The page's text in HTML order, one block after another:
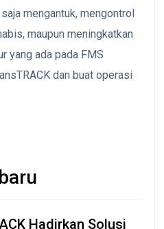
mengantuk, mengontrol
maupun meningkatkan
yang ada pada FMS
dan buat operasi
Hadirkan Solusi